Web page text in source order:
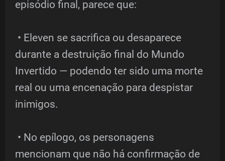
episódio final, parece que:
• Eleven se sacrifica ou desaparece
durante a destruição final do Mundo
Invertido — podendo ter sido uma morte
real ou uma encenação para despistar
inimigos.
• No epílogo, os personagens
mencionam que não há confirmação de